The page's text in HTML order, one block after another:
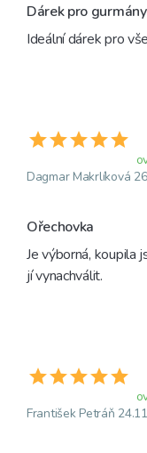
Dárek pro gurmány
Ideální dárek pro
Dagmar Makrlíková
Ořechovka
Je výborná, koupila
jí vynachválit.
František Petráň